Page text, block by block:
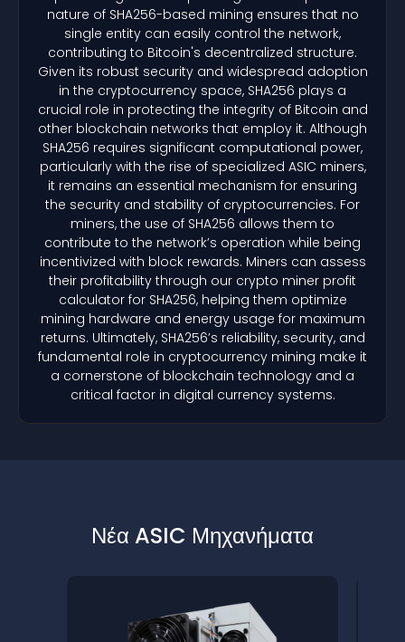
nature of SHA256-based mining ensures that no
single entity can easily control the network,
contributing to Bitcoin's decentralized structure.
Given its robust security and widespread adoption
in the cryptocurrency space, SHA256 plays a
crucial role in protecting the integrity of Bitcoin and
other blockchain networks that employ it. Although
SHA256 requires significant computational power,
particularly with the rise of specialized ASIC miners,
it remains an essential mechanism for ensuring
the security and stability of cryptocurrencies. For
miners, the use of SHA256 allows them to
contribute to the network’s operation while being
incentivized with block rewards. Miners can assess
their profitability through our crypto miner profit
calculator for SHA256, helping them optimize
mining hardware and energy usage for maximum
returns. Ultimately, SHA256’s reliability, security, and
fundamental role in cryptocurrency mining make it
a cornerstone of blockchain technology and a
critical factor in digital currency systems.
Νέα ASIC Μηχανήματα